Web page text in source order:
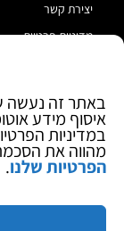
באתר זה נעשה
איסוף מידע
במדיניות
מהווה את
הפרטיות שלנו.
יצירת קשר
מדיניות פרטיות
בלוג